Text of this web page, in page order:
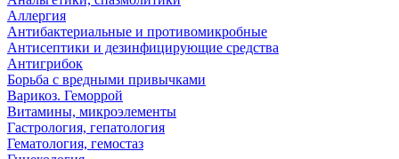
Аллергия
Антибактериальные и противомикробные
Антисептики и дезинфицирующие средства
Антигрибок
Борьба с вредными привычками
Варикоз. Геморрой
Витамины, микроэлементы
Гастрология, гепатология
Гематология, гемостаз